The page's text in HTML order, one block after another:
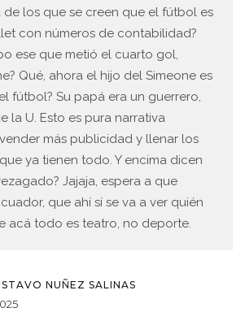
de los que se creen que el fútbol es
con números de contabilidad?
ese que metió el cuarto gol,
Qué, ahora el hijo del Simeone es
fútbol? Su papá era un guerrero,
la U. Esto es pura narrativa
más publicidad y llenar los
ya tienen todo. Y encima dicen
Jajaja, espera a que
que ahí sí se va a ver quién
acá todo es teatro, no deporte.
NUÑEZ SALINAS